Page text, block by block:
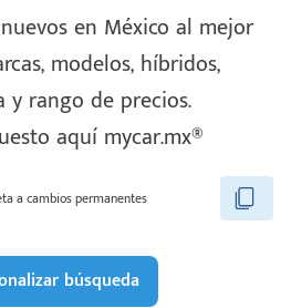
en México al mejor
modelos, híbridos,
y rango de precios.
aquí mycar.mx®
a cambios permanentes
búsqueda